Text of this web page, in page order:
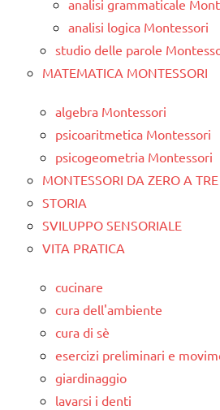
analisi grammaticale
analisi logica Montessori
studio delle parole
MATEMATICA MONTESSORI
algebra Montessori
psicoaritmetica Montessori
psicogeometria Montessori
MONTESSORI DA ZERO A
STORIA
SVILUPPO SENSORIALE
VITA PRATICA
cucinare
cura dell'ambiente
cura di sè
esercizi preliminari e
giardinaggio
lavarsi i denti